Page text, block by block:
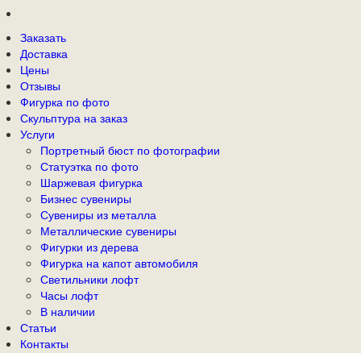
Заказать
Доставка
Цены
Отзывы
Фигурка по фото
Скульптура на заказ
Услуги
Портретный бюст по фотографии
Статуэтка по фото
Шаржевая фигурка
Бизнес сувениры
Сувениры из металла
Металлические сувениры
Фигурки из дерева
Фигурка на капот автомобиля
Светильники лофт
Часы лофт
В наличии
Статьи
Контакты